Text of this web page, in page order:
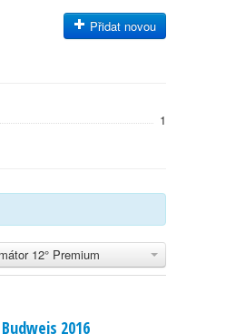
Přidat novou
1
12° Premium
2016